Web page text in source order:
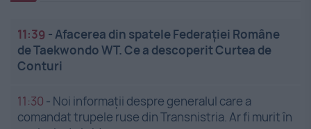
11:39 -Afacerea din spatele Federației Române
de Taekwondo WT. Ce a descoperit Curtea de
Conturi
11:30 - Noi informații despre generalul care a
comandat trupele ruse din Transnistria. Ar fi murit în